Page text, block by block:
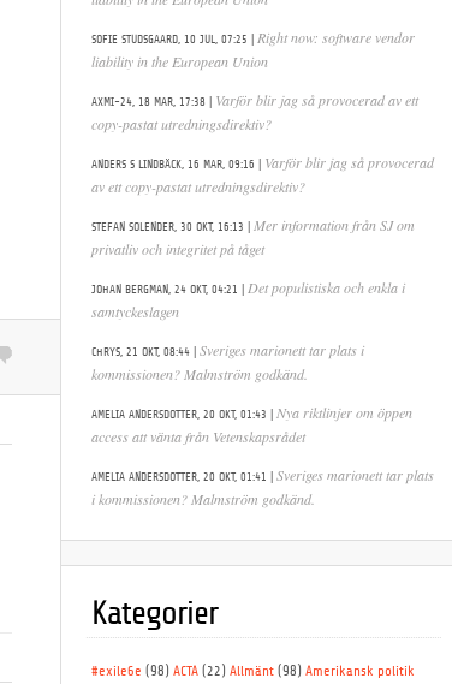
SOFIE STUDSGAARD, 10 JUL, 07:25 | Right now: software vendor
liability in the European Union
AXMI-24, 18 MAR, 17:38 | Varför blir jag så provocerad av ett
copy-pastat utredningsdirektiv?
ANDERS S LINDBÄCK, 16 MAR, 09:16 | Varför blir jag så provocerad
av ett copy-pastat utredningsdirektiv?
STEFAN SOLENDER, 30 OKT, 16:13 | Mer information från SJ om
privatliv och integritet på tåget
JOHAN BERGMAN, 24 OKT, 04:21 | Det populistiska och enkla i
samtyckeslagen
CHRYS, 21 OKT, 08:44 | Sveriges marionett tar plats i
kommissionen? Malmström godkänd.
AMELIA ANDERSDOTTER, 20 OKT, 01:43 | Nya riktlinjer om öppen
access att vänta från Vetenskapsrådet
AMELIA ANDERSDOTTER, 20 OKT, 01:41 | Sveriges marionett tar plats
i kommissionen? Malmström godkänd.
Kategorier
#exile6e (98) ACTA(22) Allmänt(98) Amerikansk politik